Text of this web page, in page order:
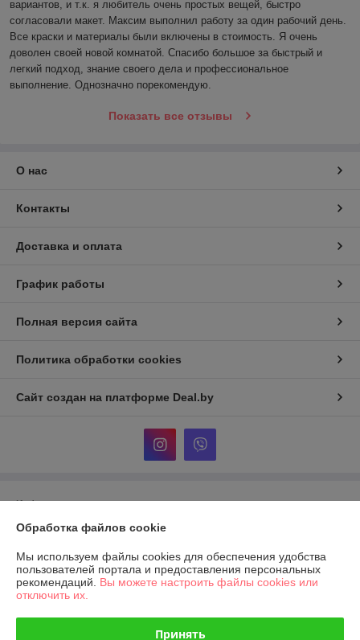
вариантов, и т.к. я любитель очень простых вещей, быстро
согласовали макет. Максим выполнил работу за один рабочий день.
Все краски и материалы были включены в стоимость. Я очень
доволен своей новой комнатой. Спасибо большое за быстрый и
легкий подход, знание своего дела и профессиональное
выполнение. Однозначно порекомендую.
Показать все отзывы
О нас
Контакты
Доставка и оплата
График работы
Полная версия сайта
Политика обработки cookies
Сайт создан на платформе Deal.by
Информация для покупателя
Юридическое лицо:Общество с ограниченной ответственностью
Минск, пр.Пушкина, 39, пом.7, офис 11
Регистрационный номер ЕГР: 193604510
Регистрационный орган: Минский горисполком
Обработка файлов cookie
Мы используем файлы cookies для обеспечения удобства
пользователей портала и предоставления персональных
рекомендаций. Вы можете настроить файлы cookies или
отключить их.
Принять